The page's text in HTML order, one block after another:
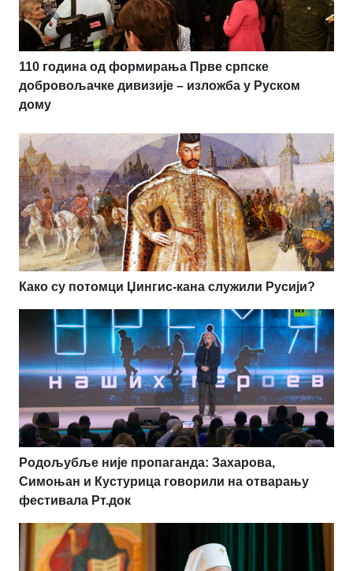
110 година од формирања Прве српске
добровољачке дивизије – изложба у Руском
дому
Како су потомци Џингис-кана служили Русији?
Родољубље није пропаганда: Захарова,
Симоњан и Кустурица говорили на отварању
фестивала Рт.док